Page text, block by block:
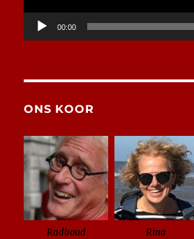
00:00
ONS KOOR
Radboud Rina